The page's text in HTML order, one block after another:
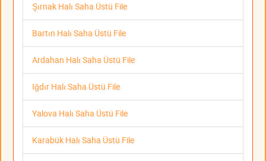
Şırnak Halı Saha Üstü File
Bartın Halı Saha Üstü File
Ardahan Halı Saha Üstü File
Iğdır Halı Saha Üstü File
Yalova Halı Saha Üstü File
Karabük Halı Saha Üstü File